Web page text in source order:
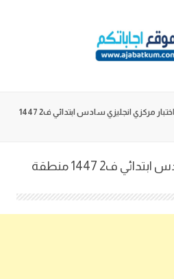
اختبار مركزي انجليزي سادس ابتدائي ف2 1447
اختبار مركزي انجليزي سادس ابتدائي ف2 1447 منطقة